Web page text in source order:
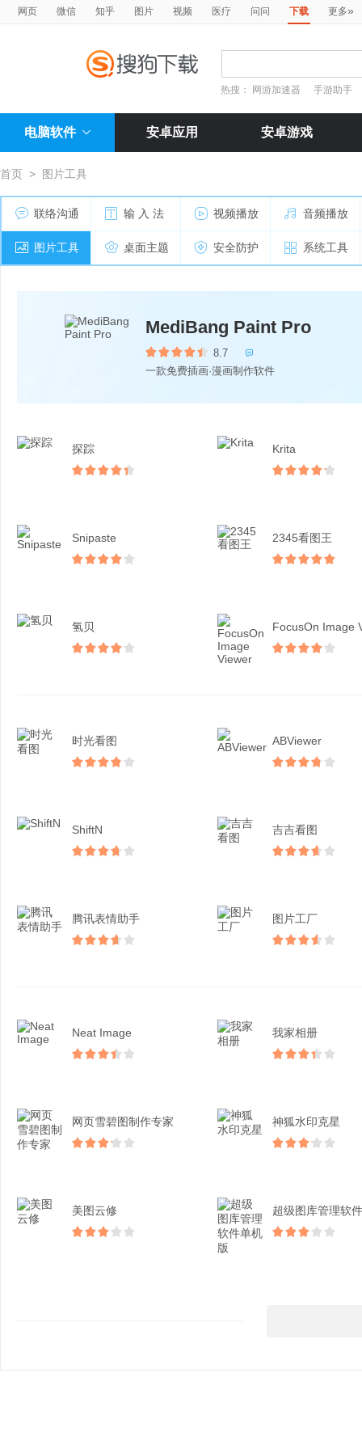
网页 微信 知乎 图片 视频 医疗 问问 下载 更多»
热搜： 网游加速器 手游助手
电脑软件 安卓应用 安卓游戏
首页 > 图片工具
联络沟通 输 入 法 视频播放 音频播放
图片工具 桌面主题 安全防护 系统工具
MediBang Paint Pro
8.7 
一款免费插画·漫画制作软件
探踪 Krita
Snipaste 2345看图王
氢贝
时光看图 ABViewer
ShiftN 吉吉看图
腾讯表情助手 图片工厂
Neat Image 我家相册
网页雪碧图制作专家 神狐水印克星
美图云修